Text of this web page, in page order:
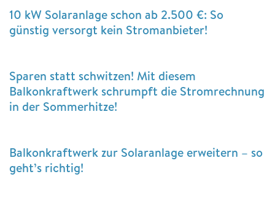
10 kW Solaranlage schon ab 2.500 €: So
günstig versorgt kein Stromanbieter!
Sparen statt schwitzen! Mit diesem
Balkonkraftwerk schrumpft die Stromrechnung
in der Sommerhitze!
Balkonkraftwerk zur Solaranlage erweitern – so
geht’s richtig!